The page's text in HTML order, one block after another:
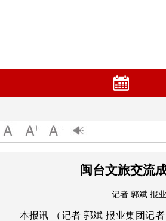
闽台文旅交流
记者 郭斌 报
本报讯 （记者 郭斌 报业集团记